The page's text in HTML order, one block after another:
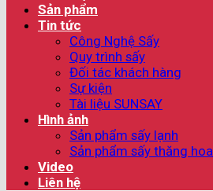
Sản phẩm
Tin tức
Công Nghệ Sấy
Quy trình sấy
Đối tác khách hàng
Sự kiện
Tài liệu SUNSAY
Hình ảnh
Sản phẩm sấy lạnh
Sản phẩm sấy thăng hoa
Video
Liên hệ